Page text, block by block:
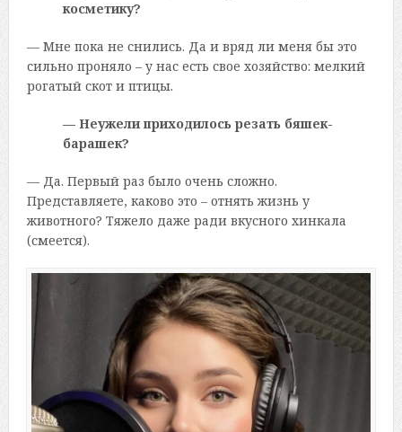
косметику?
— Мне пока не снились. Да и вряд ли меня бы это
сильно проняло – у нас есть свое хозяйство: мелкий
рогатый скот и птицы.
— Неужели приходилось резать бяшек-
барашек?
— Да. Первый раз было очень сложно.
Представляете, каково это – отнять жизнь у
животного? Тяжело даже ради вкусного хинкала
(смеется).